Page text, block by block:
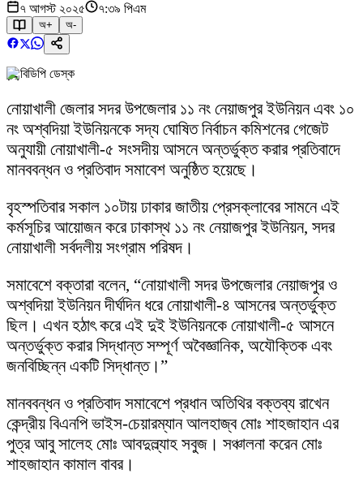
৭ আগস্ট ২০২৫ ৭:৩৯ পিএম
অ+ অ-
বিডিপি ডেস্ক
নোয়াখালী জেলার সদর উপজেলার ১১ নং নেয়াজপুর ইউনিয়ন এবং ১০
নং অশ্বদিয়া ইউনিয়নকে সদ্য ঘোষিত নির্বাচন কমিশনের গেজেট
অনুযায়ী নোয়াখালী-৫ সংসদীয় আসনে অন্তর্ভুক্ত করার প্রতিবাদে
মানববন্ধন ও প্রতিবাদ সমাবেশ অনুষ্ঠিত হয়েছে।
বৃহস্পতিবার সকাল ১০টায় ঢাকার জাতীয় প্রেসক্লাবের সামনে এই
কর্মসূচির আয়োজন করে ঢাকাস্থ ১১ নং নেয়াজপুর ইউনিয়ন, সদর
নোয়াখালী সর্বদলীয় সংগ্রাম পরিষদ।
সমাবেশে বক্তারা বলেন, “নোয়াখালী সদর উপজেলার নেয়াজপুর ও
অশ্বদিয়া ইউনিয়ন দীর্ঘদিন ধরে নোয়াখালী-৪ আসনের অন্তর্ভুক্ত
ছিল। এখন হঠাৎ করে এই দুই ইউনিয়নকে নোয়াখালী-৫ আসনে
অন্তর্ভুক্ত করার সিদ্ধান্ত সম্পূর্ণ অবৈজ্ঞানিক, অযৌক্তিক এবং
জনবিচ্ছিন্ন একটি সিদ্ধান্ত।”
মানববন্ধন ও প্রতিবাদ সমাবেশে প্রধান অতিথির বক্তব্য রাখেন
কেন্দ্রীয় বিএনপি ভাইস-চেয়ারম্যান আলহাজ্ব মোঃ শাহজাহান এর
পুত্র আবু সালেহ মোঃ আবদুল্ল্যাহ সবুজ। সঞ্চালনা করেন মোঃ
শাহজাহান কামাল বাবর।